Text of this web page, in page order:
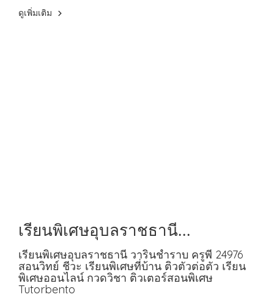
ดูเพิ่มเติม
เรียนพิเศษอุบลราชธานี
วารินชำราบ ครูพี 24976 สอนวิทย์
ชีวะ
เรียนพิเศษอุบลราชธานี วารินชำราบ ครูพี 24976
สอนวิทย์ ชีวะ เรียนพิเศษที่บ้าน ติวตัวต่อตัว เรียน
พิเศษออนไลน์ กวดวิชา ติวเตอร์สอนพิเศษ
Tutorbento